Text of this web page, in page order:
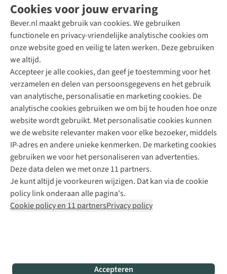
Cookies voor jouw ervaring
Bever.nl maakt gebruik van cookies. We gebruiken
functionele en privacy-vriendelijke analytische cookies om
onze website goed en veilig te laten werken. Deze gebruiken
we altijd.
Accepteer je alle cookies, dan geef je toestemming voor het
verzamelen en delen van persoonsgegevens en het gebruik
van analytische, personalisatie en marketing cookies. De
analytische cookies gebruiken we om bij te houden hoe onze
website wordt gebruikt. Met personalisatie cookies kunnen
we de website relevanter maken voor elke bezoeker, middels
IP-adres en andere unieke kenmerken. De marketing cookies
gebruiken we voor het personaliseren van advertenties.
Deze data delen we met onze 11 partners.
Je kunt altijd je voorkeuren wijzigen. Dat kan via de cookie
policy link onderaan alle pagina's.
Cookie policy en 11 partnersPrivacy policy
Accepteren
Direct advies van een Buitenexpert
+31 (0)85 888 50 88
+31 6 12 28 49 80
Contactformulier
Bever